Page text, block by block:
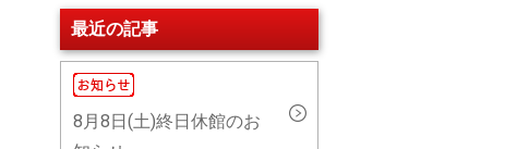
最近の記事
8月8日(土)終日休館のお